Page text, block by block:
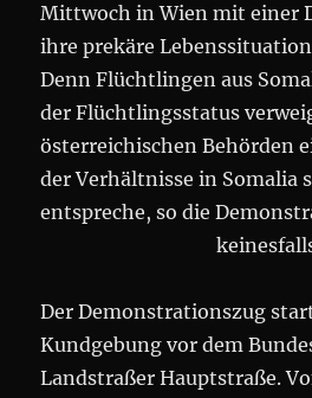
Mittwoch in Wien mit einer
ihre prekäre
Denn Flüchtlingen aus
der Flüchtlingsstatus
österreichischen Behörden
der Verhältnisse in Somalia
entspreche, so die
Der Demonstrationszug
Kundgebung vor dem
Landstraßer Hauptstraße.